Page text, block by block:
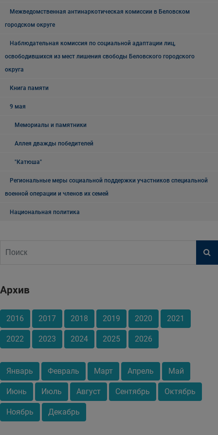
Межведомственная антинаркотическая комиссии в Беловском
городском округе
Наблюдательная комиссия по социальной адаптации лиц,
освободившихся из мест лишения свободы Беловского городского
округа
Книга памяти
9 мая
Мемориалы и памятники
Аллея дважды победителей
"Катюша"
Региональные меры социальной поддержки участников специальной
военной операции и членов их семей
Национальная политика
Архив
2016 2017 2018 2019 2020 2021
2022 2023 2024 2025 2026
Январь Февраль Март Апрель Май
Июнь Июль Август Сентябрь Октябрь
Ноябрь Декабрь